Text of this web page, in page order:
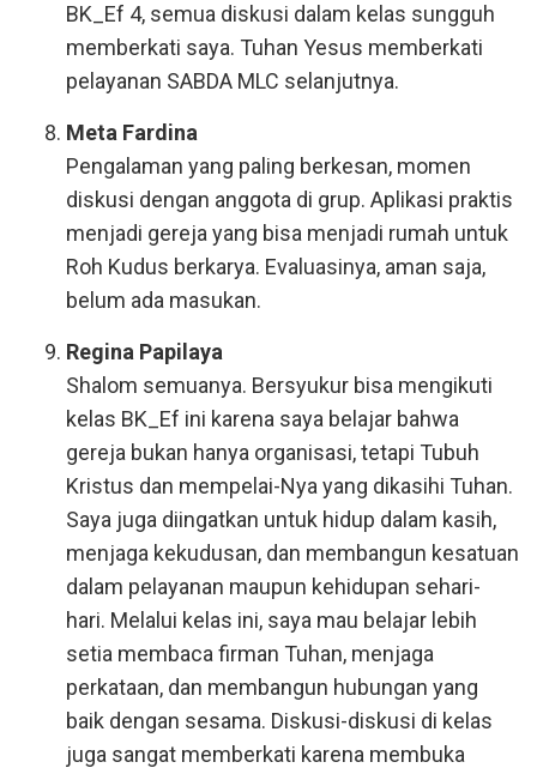
BK_Ef 4, semua diskusi dalam kelas sungguh
memberkati saya. Tuhan Yesus memberkati
pelayanan SABDA MLC selanjutnya.
Meta Fardina
Pengalaman yang paling berkesan, momen
diskusi dengan anggota di grup. Aplikasi praktis
menjadi gereja yang bisa menjadi rumah untuk
Roh Kudus berkarya. Evaluasinya, aman saja,
belum ada masukan.
Regina Papilaya
Shalom semuanya. Bersyukur bisa mengikuti
kelas BK_Ef ini karena saya belajar bahwa
gereja bukan hanya organisasi, tetapi Tubuh
Kristus dan mempelai-Nya yang dikasihi Tuhan.
Saya juga diingatkan untuk hidup dalam kasih,
menjaga kekudusan, dan membangun kesatuan
dalam pelayanan maupun kehidupan sehari-
hari. Melalui kelas ini, saya mau belajar lebih
setia membaca firman Tuhan, menjaga
perkataan, dan membangun hubungan yang
baik dengan sesama. Diskusi-diskusi di kelas
juga sangat memberkati karena membuka